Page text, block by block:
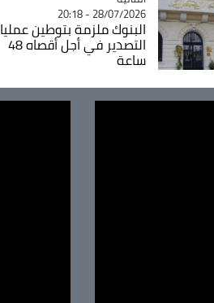
28/07/2026 - 20:18
البنوك ملزمة بتوطين
التصدير في أجل أقصاه 48
ساعة